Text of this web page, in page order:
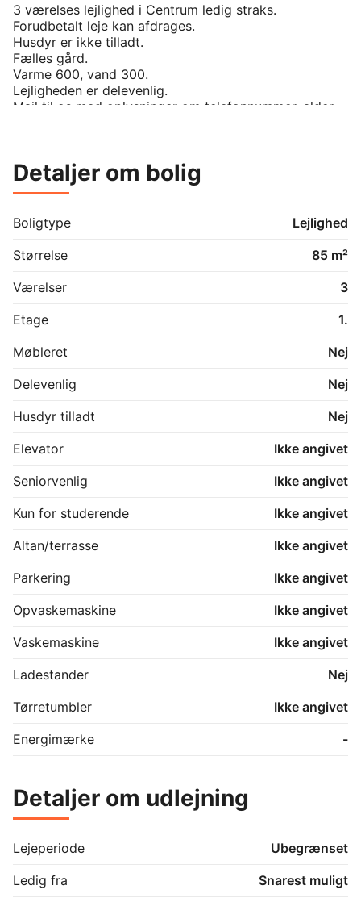
3 værelses lejlighed i Centrum ledig straks.
Forudbetalt leje kan afdrages.
Husdyr er ikke tilladt.
Fælles gård.
Varme 600, vand 300.
Lejligheden er delevenlig.
Mail til os med oplysninger om telefonnummer, alder
Detaljer om bolig
Boligtype
Lejlighed
Størrelse
85 m²
Værelser
3
Etage
1.
Møbleret
Nej
Delevenlig
Nej
Husdyr tilladt
Nej
Elevator
Ikke angivet
Seniorvenlig
Ikke angivet
Kun for studerende
Ikke angivet
Altan/terrasse
Ikke angivet
Parkering
Ikke angivet
Opvaskemaskine
Ikke angivet
Vaskemaskine
Ikke angivet
Ladestander
Nej
Tørretumbler
Ikke angivet
Energimærke
-
Detaljer om udlejning
Lejeperiode
Ubegrænset
Ledig fra
Snarest muligt